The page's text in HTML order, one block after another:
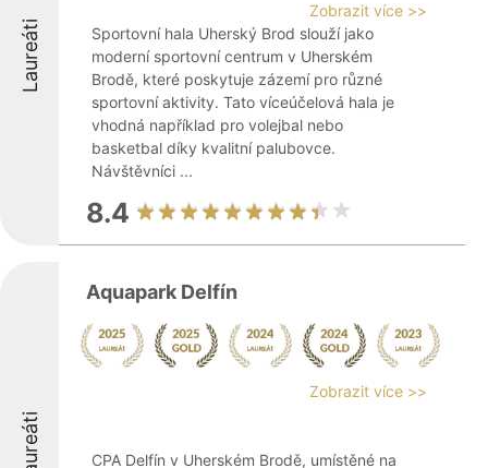
Laureáti
Zobrazit více >>
Sportovní hala Uherský Brod slouží jako
moderní sportovní centrum v Uherském
Brodě, které poskytuje zázemí pro různé
sportovní aktivity. Tato víceúčelová hala je
vhodná například pro volejbal nebo
basketbal díky kvalitní palubovce.
Návštěvníci ...
8.4
Laureáti
Aquapark Delfín
Zobrazit více >>
CPA Delfín v Uherském Brodě, umístěné na